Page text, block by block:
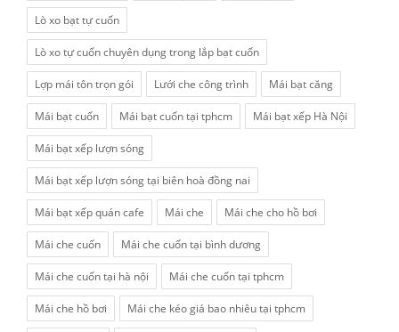
Lò xo bạt tự cuốn
Lò xo tự cuốn chuyên dụng trong lắp bạt cuốn
Lợp mái tôn trọn gói Lưới che công trình Mái bạt căng
Mái bạt cuốn Mái bạt cuốn tại tphcm Mái bạt xếp Hà Nội
Mái bạt xếp lượn sóng
Mái bạt xếp lượn sóng tại biên hoà đồng nai
Mái bạt xếp quán cafe Mái che Mái che cho hồ bơi
Mái che cuốn Mái che cuốn tại bình dương
Mái che cuốn tại hà nội Mái che cuốn tại tphcm
Mái che hồ bơi Mái che kéo giá bao nhiêu tại tphcm